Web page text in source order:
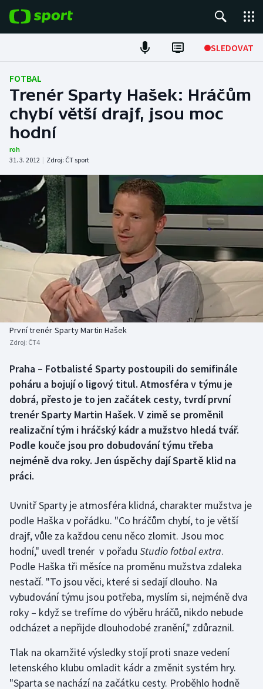
SLEDOVAT
Fotbal
Hokej
Tenis
Atletika
Cyklistika
DALŠÍ SPORTY
Americký fotbal
Baseball a softbal
Basketbal
Biatlon
Box
Curling
Dostihy
Florbal
Futsal
Golf
Gymnastika
Házená
Jezdectví
Krasobruslení
NEPŘEHLÉDNĚTE
Soutěže
Historické návraty
Aplikace ČT sport
FOTBAL
Trenér Sparty Hašek: Hráčům
chybí větší drajf, jsou moc
hodní
roh
31. 3. 2012 | Zdroj: ČT sport
První trenér Sparty Martin Hašek
Zdroj: ČT4
Praha – Fotbalisté Sparty postoupili do semifinále
poháru a bojují o ligový titul. Atmosféra v týmu je
dobrá, přesto je to jen začátek cesty, tvrdí první
trenér Sparty Martin Hašek. V zimě se proměnil
realizační tým i hráčský kádr a mužstvo hledá tvář.
Podle kouče jsou pro dobudování týmu třeba
nejméně dva roky. Jen úspěchy dají Spartě klid na
práci.
Uvnitř Sparty je atmosféra klidná, charakter mužstva je
podle Haška v pořádku. "Co hráčům chybí, to je větší
drajf, vůle za každou cenu něco zlomit. Jsou moc
hodní," uvedl trenér v pořadu Studio fotbal extra.
Podle Haška tři měsíce na proměnu mužstva zdaleka
nestačí. "To jsou věci, které si sedají dlouho. Na
vybudování týmu jsou potřeba, myslím si, nejméně dva
roky – když se trefíme do výběru hráčů, nikdo nebude
odcházet a nepřijde dlouhodobé zranění," zdůraznil.
Tlak na okamžité výsledky stojí proti snaze vedení
letenského klubu omladit kádr a změnit systém hry.
"Sparta se nachází na začátku cesty. Proběhlo hodně